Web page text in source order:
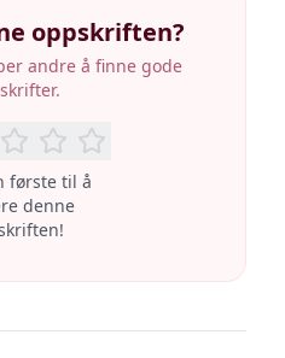
oppskriften?
andre å finne gode
første til å
denne